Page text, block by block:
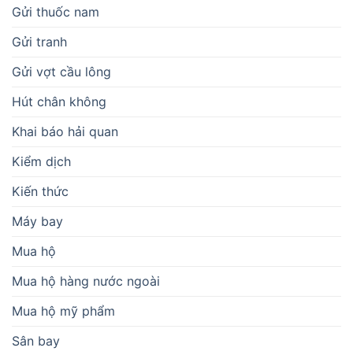
Gửi thuốc nam
Gửi tranh
Gửi vợt cầu lông
Hút chân không
Khai báo hải quan
Kiểm dịch
Kiến thức
Máy bay
Mua hộ
Mua hộ hàng nước ngoài
Mua hộ mỹ phẩm
Sân bay